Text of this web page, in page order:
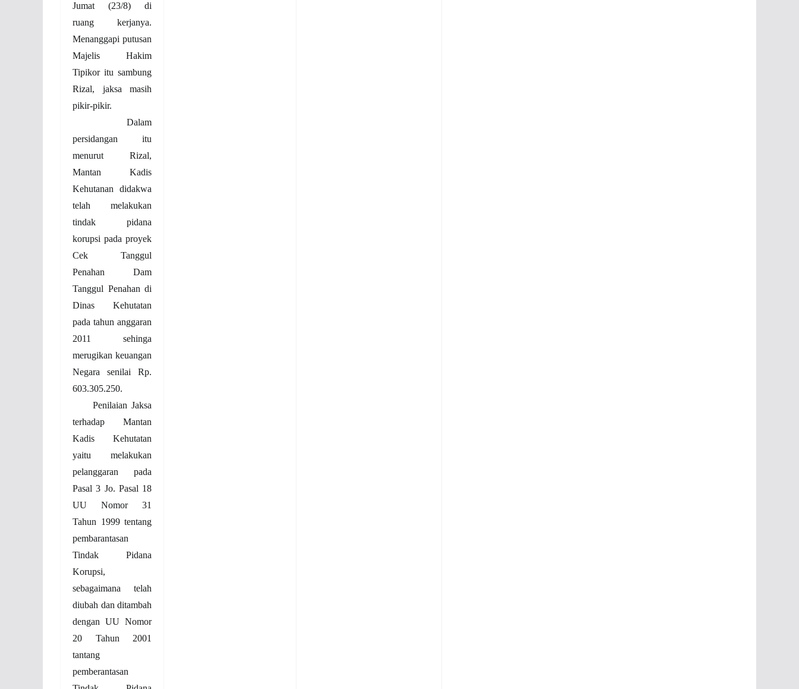
Jumat (23/8) di
ruang kerjanya.
Menanggapi putusan
Majelis Hakim
Tipikor itu sambung
Rizal, jaksa masih
pikir-pikir.
Dalam
persidangan itu
menurut Rizal,
Mantan Kadis
Kehutanan didakwa
telah melakukan
tindak pidana
korupsi pada proyek
Cek Tanggul
Penahan Dam
Tanggul Penahan di
Dinas Kehutatan
pada tahun anggaran
2011 sehinga
merugikan keuangan
Negara senilai Rp.
603.305.250.
Penilaian Jaksa
terhadap Mantan
Kadis Kehutatan
yaitu melakukan
pelanggaran pada
Pasal 3 Jo. Pasal 18
UU Nomor 31
Tahun 1999 tentang
pembarantasan
Tindak Pidana
Korupsi,
sebagaimana telah
diubah dan ditambah
dengan UU Nomor
20 Tahun 2001
tantang
pemberantasan